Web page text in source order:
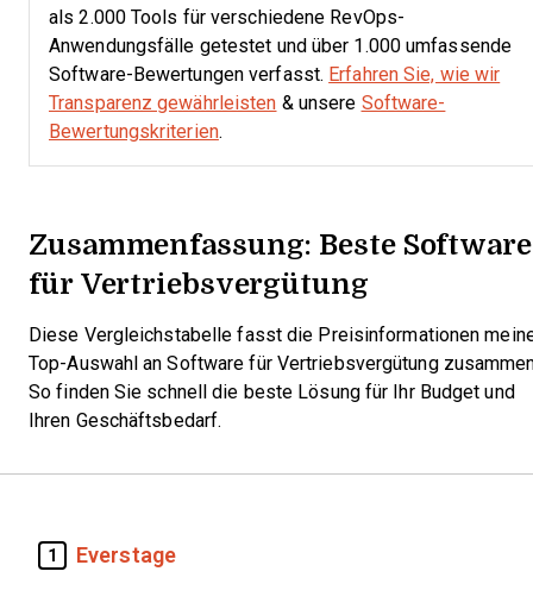
als 2.000 Tools für verschiedene RevOps-
Anwendungsfälle getestet und über 1.000 umfassende
Software-Bewertungen verfasst. Erfahren Sie, wie wir
Transparenz gewährleisten & unsere Software-
Bewertungskriterien.
Zusammenfassung: Beste Software
für Vertriebsvergütung
Diese Vergleichstabelle fasst die Preisinformationen
Top-Auswahl an Software für Vertriebsvergütung
So finden Sie schnell die beste Lösung für Ihr Budget und
Ihren Geschäftsbedarf.
1 Everstage